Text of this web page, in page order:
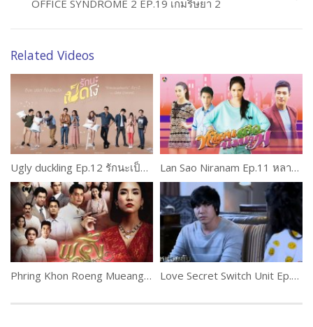
OFFICE SYNDROME 2 EP.19 เกมริษยา 2
Related Videos
Ugly duckling Ep.12 รักนะเป็ดโง่ Lan Sao Niranam Ep.11 หลานสาวนิรนาม
Phring Khon Roeng Mueang Ep.4 Love Secret Switch Unit Ep.8 Part 2